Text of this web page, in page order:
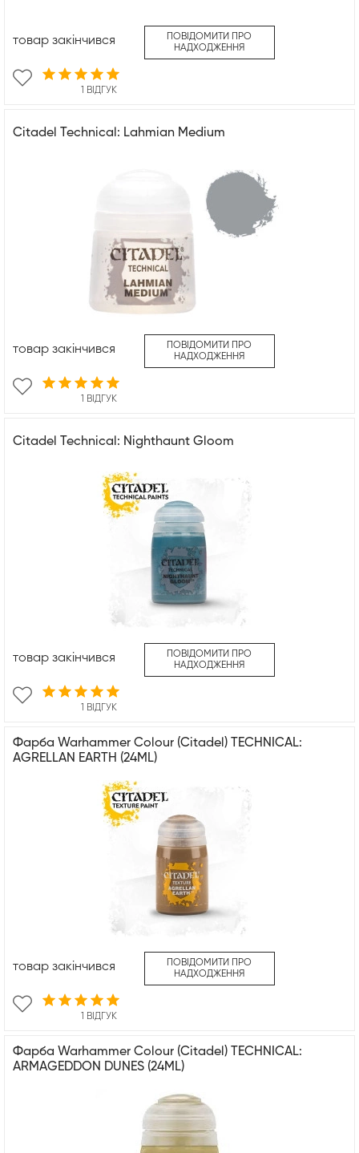
1 ВІДГУК
товар закінчився
ПОВІДОМИТИ ПРО
НАДХОДЖЕННЯ
Citadel Technical: Lahmian Medium
1 ВІДГУК
товар закінчився
ПОВІДОМИТИ ПРО
НАДХОДЖЕННЯ
Citadel Technical: Nighthaunt Gloom
1 ВІДГУК
товар закінчився
ПОВІДОМИТИ ПРО
НАДХОДЖЕННЯ
Фарба Warhammer Colour (Citadel) TECHNICAL:
AGRELLAN EARTH (24ML)
1 ВІДГУК
товар закінчився
ПОВІДОМИТИ ПРО
НАДХОДЖЕННЯ
Фарба Warhammer Colour (Citadel) TECHNICAL:
ARMAGEDDON DUNES (24ML)